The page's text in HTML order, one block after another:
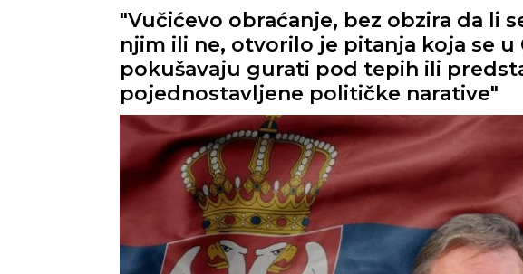
"Vučićevo obraćanje, bez obzira da li
njim ili ne, otvorilo je pitanja koja se u
pokušavaju gurati pod tepih ili
pojednostavljene političke narative"